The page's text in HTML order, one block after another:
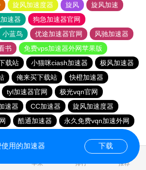
旋风加速度器 旋风
旋风加速
速器
狗急加速器官网
小蓝鸟 优途加速器官网
风驰加速器
书
免费vps加速器外网苹果版
载站 小猫咪ciash加速器
极风加速器
俺来买下载站
快橙加速器
tyl加速器官网
极光vqn官网
速器 CC加速器
旋风加速度器
酷通加速器
永久免费vqn加速外网
苹果 排行 推荐
用的加速器 下载
0.331362s